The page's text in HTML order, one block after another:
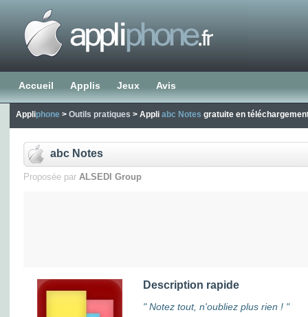
Accueil Applis Jeux Avis
Appliphone > Outils pratiques > Appli abc Notes gratuite en
abc Notes
Proposée par ALSEDI Group
Description rapide
" Notez tout, n'oubliez plus rien ! "